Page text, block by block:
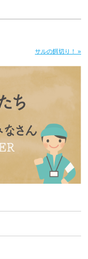
サルの餌切り！ »